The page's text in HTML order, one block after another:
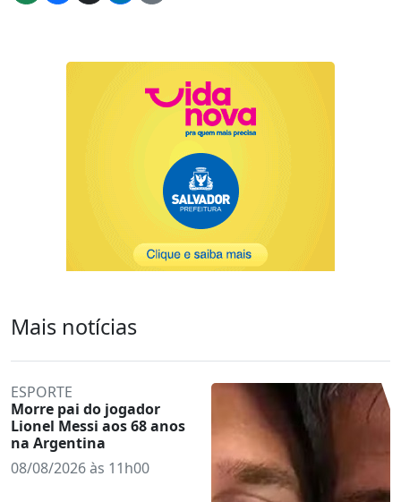
Mais notícias
ESPORTE
Morre pai do jogador
Lionel Messi aos 68 anos
na Argentina
08/08/2026 às 11h00